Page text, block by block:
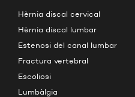
Hèrnia discal cervical
Hèrnia discal lumbar
Estenosi del canal lumbar
Fractura vertebral
Escoliosi
Lumbàlgia